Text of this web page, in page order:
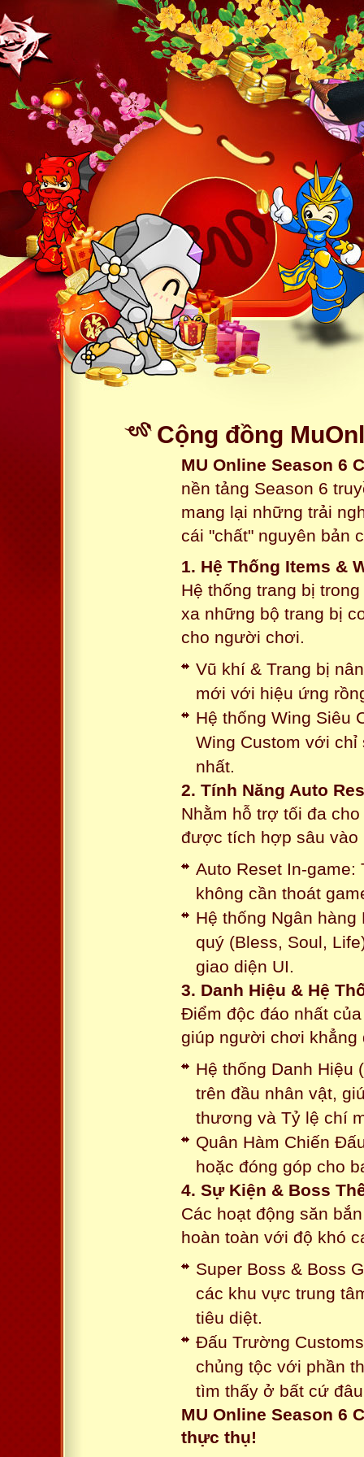
Cộng đồng
MU Online Season 6
nền tảng Season 6
mang lại những trải
cái "chất" nguyên bản
1. Hệ Thống Items &
Hệ thống trang bị
xa những bộ trang bị
cho người chơi.
Vũ khí & Trang bị
mới với hiệu ứng
Hệ thống Wing Siêu
Wing Custom với
nhất.
2. Tính Năng Auto
Nhằm hỗ trợ tối đa
được tích hợp sâu vào
Auto Reset In-game:
không cần thoát
Hệ thống Ngân
quý (Bless, Soul,
giao diện UI.
3. Danh Hiệu & Hệ
Điểm độc đáo nhất
giúp người chơi khẳng
Hệ thống Danh Hiệu
trên đầu nhân vật,
thương và Tỷ lệ chí
Quân Hàm Chiến
hoặc đóng góp cho
4. Sự Kiện & Boss
Các hoạt động săn
hoàn toàn với độ khó
Super Boss & Boss
các khu vực trung
tiêu diệt.
Đấu Trường
chủng tộc với phần
tìm thấy ở bất cứ
MU Online Season 6
thực thụ!